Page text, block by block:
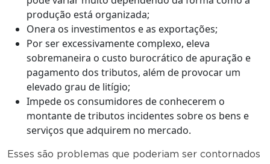
produção está organizada;
Onera os investimentos e as exportações;
Por ser excessivamente complexo, eleva
sobremaneira o custo burocrático de apuração e
pagamento dos tributos, além de provocar um
elevado grau de litígio;
Impede os consumidores de conhecerem o
montante de tributos incidentes sobre os bens e
serviços que adquirem no mercado.
Esses são problemas que poderiam ser contornados